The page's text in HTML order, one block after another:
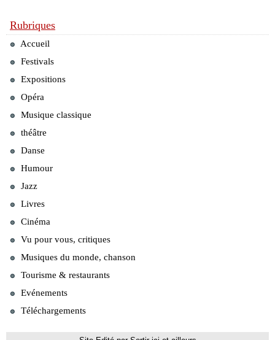
Rubriques
Accueil
Festivals
Expositions
Opéra
Musique classique
théâtre
Danse
Humour
Jazz
Livres
Cinéma
Vu pour vous, critiques
Musiques du monde, chanson
Tourisme & restaurants
Evénements
Téléchargements